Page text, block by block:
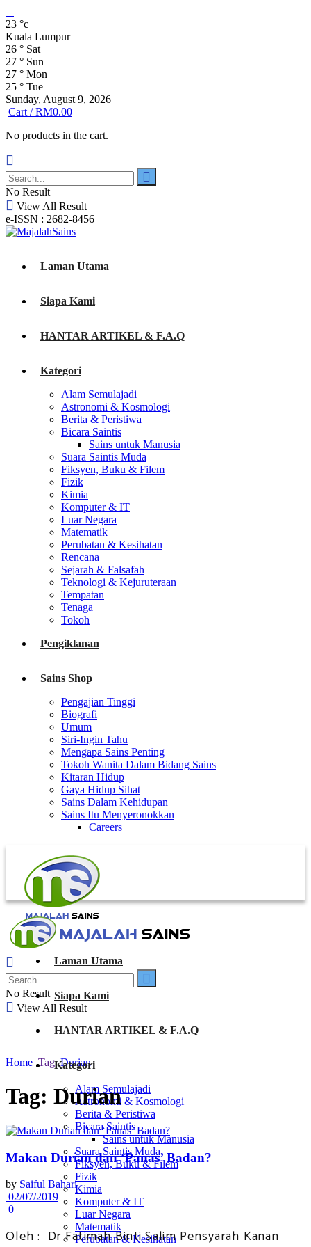
23 °c
Kuala Lumpur
26 ° Sat
27 ° Sun
27 ° Mon
25 ° Tue
Sunday, August 9, 2026
Cart /RM0.00
No products in the cart.
No Result
View All Result
e-ISSN : 2682-8456
Laman Utama
Siapa Kami
HANTAR ARTIKEL & F.A.Q
Kategori
Alam Semulajadi
Astronomi & Kosmologi
Berita & Peristiwa
Bicara Saintis
Sains untuk Manusia
Suara Saintis Muda
Fiksyen, Buku & Filem
Fizik
Kimia
Komputer & IT
Luar Negara
Matematik
Perubatan & Kesihatan
Rencana
Sejarah & Falsafah
Teknologi & Kejuruteraan
Tempatan
Tenaga
Tokoh
Pengiklanan
Sains Shop
Pengajian Tinggi
Biografi
Umum
Siri-Ingin Tahu
Mengapa Sains Penting
Tokoh Wanita Dalam Bidang Sains
Kitaran Hidup
Gaya Hidup Sihat
Sains Dalam Kehidupan
Sains Itu Menyeronokkan
Careers
Laman Utama
Siapa Kami
HANTAR ARTIKEL & F.A.Q
Kategori
Alam Semulajadi
Astronomi & Kosmologi
Berita & Peristiwa
Bicara Saintis
Sains untuk Manusia
Suara Saintis Muda
Fiksyen, Buku & Filem
Fizik
Kimia
Komputer & IT
Luar Negara
Matematik
Perubatan & Kesihatan
No Result
View All Result
Home Tag Durian
Tag: Durian
Makan Durian dan ‘Panas’ Badan?
by Saiful Bahari
02/07/2019
0
Oleh : Dr Fatimah Binti Salim Pensyarah Kanan